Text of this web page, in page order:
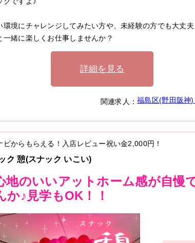
環境にチャレンジしてみたい方や、未経験の方でも大丈夫
一緒に楽しくお仕事しませんか？
詳細を見る
関連求人：福島区(野田阪神)
ビからもらえる！入店レビュー祝い金2,000円 ！
ク 憩(スナック いこい)
地のいいアットホーム感が自慢
か♪見学もOK！！